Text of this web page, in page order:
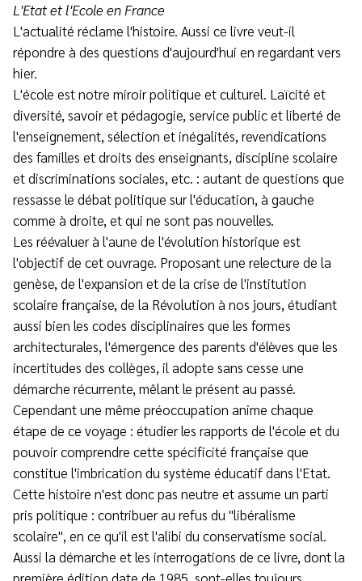
L'Etat et l'Ecole en France
L'actualité réclame l'histoire. Aussi ce livre veut-il
répondre à des questions d'aujourd'hui en regardant vers
hier.
L'école est notre miroir politique et culturel. Laïcité et
diversité, savoir et pédagogie, service public et liberté de
l'enseignement, sélection et inégalités, revendications
des familles et droits des enseignants, discipline scolaire
et discriminations sociales, etc. : autant de questions que
ressasse le débat politique sur l'éducation, à gauche
comme à droite, et qui ne sont pas nouvelles.
Les réévaluer à l'aune de l'évolution historique est
l'objectif de cet ouvrage. Proposant une relecture de la
genèse, de l'expansion et de la crise de l'institution
scolaire française, de la Révolution à nos jours, étudiant
aussi bien les codes disciplinaires que les formes
architecturales, l'émergence des parents d'élèves que les
incertitudes des collèges, il adopte sans cesse une
démarche récurrente, mêlant le présent au passé.
Cependant une même préoccupation anime chaque
étape de ce voyage : étudier les rapports de l'école et du
pouvoir comprendre cette spécificité française que
constitue l'imbrication du système éducatif dans l'Etat.
Cette histoire n'est donc pas neutre et assume un parti
pris politique : contribuer au refus du "libéralisme
scolaire", en ce qu'il est l'alibi du conservatisme social.
Aussi la démarche et les interrogations de ce livre, dont la